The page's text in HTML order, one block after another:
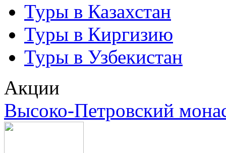
Туры в Казахстан
Туры в Киргизию
Туры в Узбекистан
Акции
Высоко-Петровский